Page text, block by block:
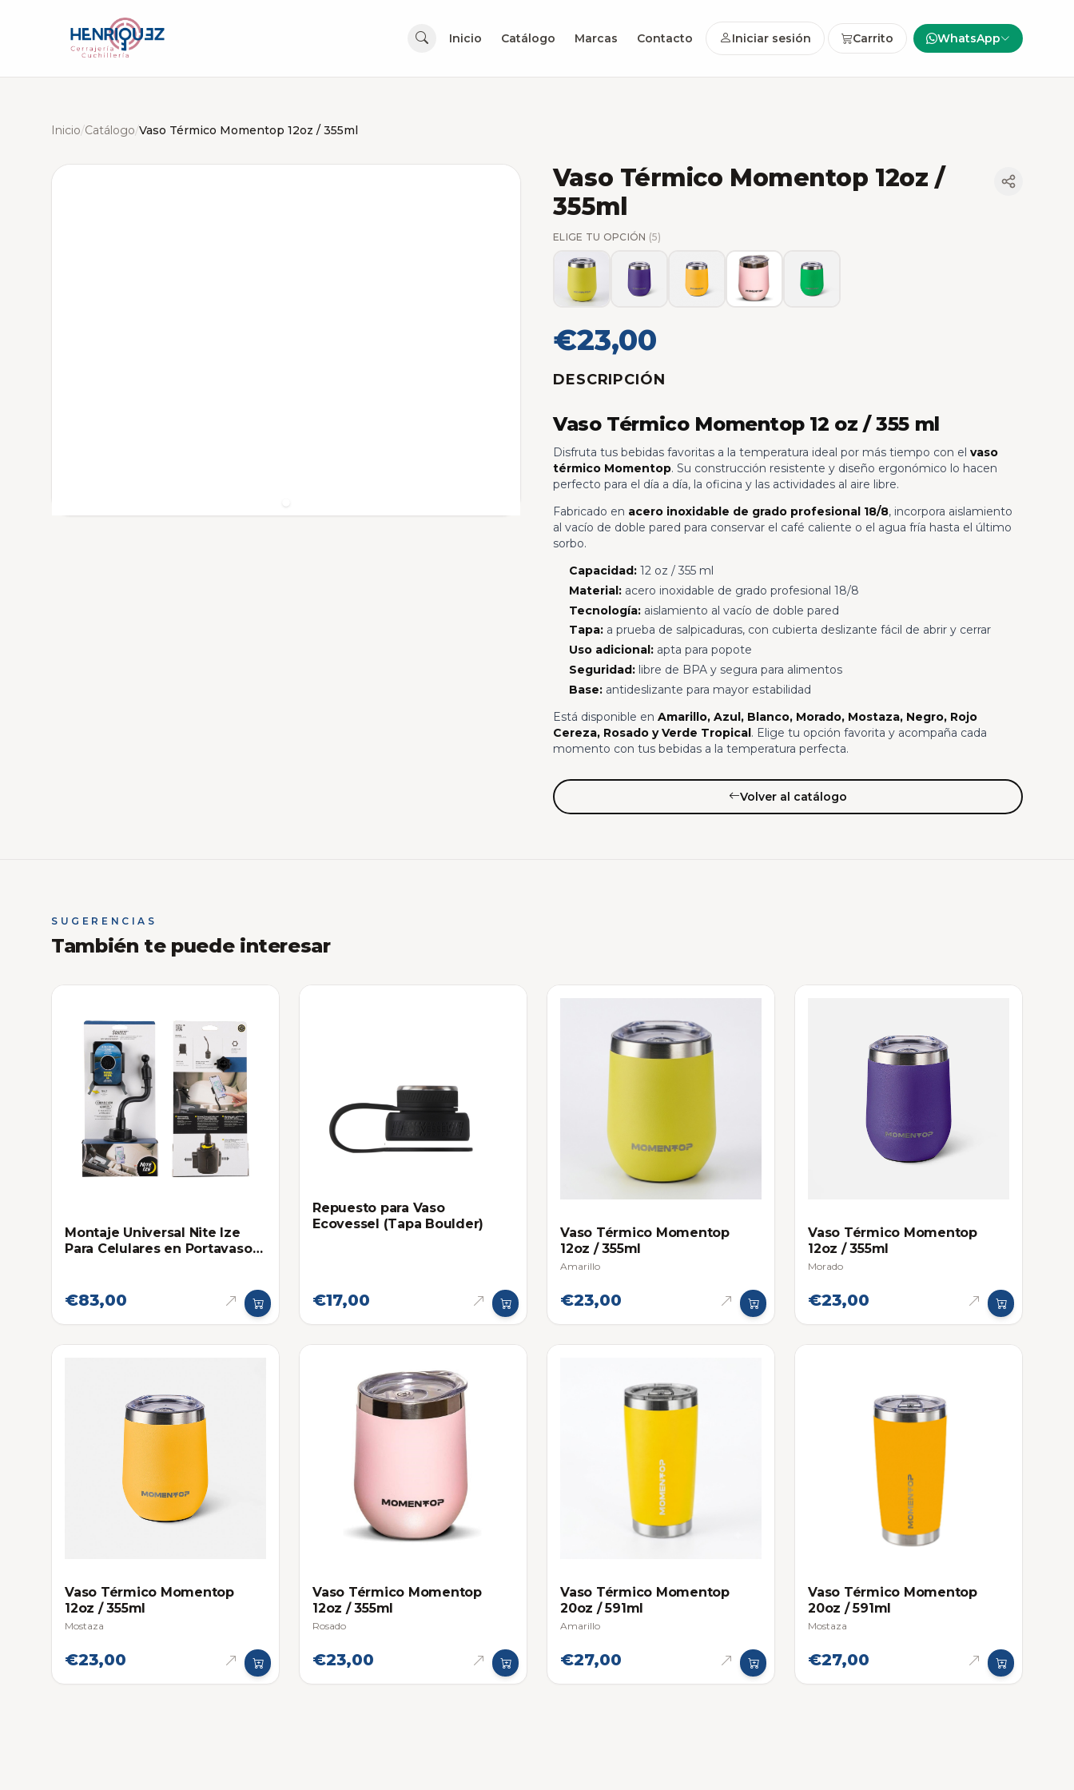
Inicio Catálogo Marcas Contacto Iniciar sesión Carrito WhatsApp
Inicio/Catálogo/Vaso Térmico Momentop 12oz / 355ml
Vaso Térmico Momentop 12oz /
355ml
ELIGE TU OPCIÓN (5)
€23,00
DESCRIPCIÓN
Vaso Térmico Momentop 12 oz / 355 ml
Disfruta tus bebidas favoritas a la temperatura ideal por más tiempo con el vaso
térmico Momentop. Su construcción resistente y diseño ergonómico lo hacen
perfecto para el día a día, la oficina y las actividades al aire libre.
Fabricado en acero inoxidable de grado profesional 18/8, incorpora aislamiento
al vacío de doble pared para conservar el café caliente o el agua fría hasta el último
sorbo.
Capacidad:12 oz / 355 ml
Material:acero inoxidable de grado profesional 18/8
Tecnología:aislamiento al vacío de doble pared
Tapa:a prueba de salpicaduras, con cubierta deslizante fácil de abrir y cerrar
Uso adicional:apta para popote
Seguridad:libre de BPA y segura para alimentos
Base:antideslizante para mayor estabilidad
Está disponible en Amarillo, Azul, Blanco, Morado, Mostaza, Negro, Rojo
Cereza, Rosado y Verde Tropical. Elige tu opción favorita y acompaña cada
momento con tus bebidas a la temperatura perfecta.
Volver al catálogo
SUGERENCIAS
También te puede interesar
Montaje Universal Nite Ize
Para Celulares en Portavaso
€83,00
Repuesto para Vaso
Ecovessel (Tapa Boulder)
€17,00
Vaso Térmico Momentop
12oz / 355ml
Amarillo
€23,00
Vaso Térmico Momentop
12oz / 355ml
Morado
€23,00
Vaso Térmico Momentop
12oz / 355ml
Mostaza
€23,00
Vaso Térmico Momentop
12oz / 355ml
Rosado
€23,00
Vaso Térmico Momentop
20oz / 591ml
Amarillo
€27,00
Vaso Térmico Momentop
20oz / 591ml
Mostaza
€27,00